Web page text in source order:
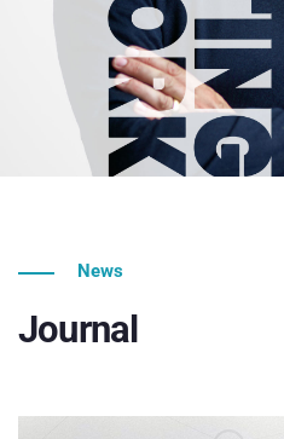
News
Journal